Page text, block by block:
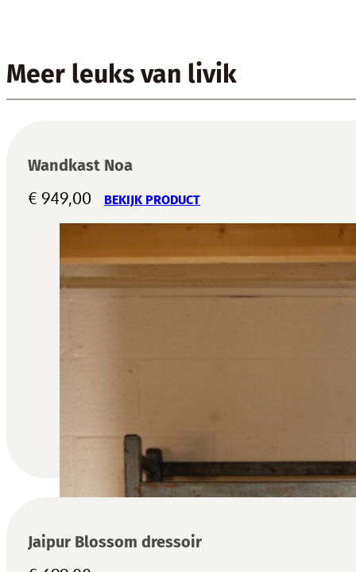
Meer leuks van livik
Wandkast Noa
€ 949,00 BEKIJK PRODUCT
Jaipur Blossom dressoir